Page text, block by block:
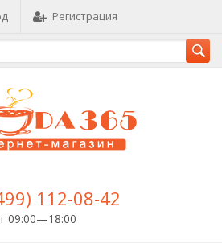
Регистрация
112-08-42
09:00—18:00